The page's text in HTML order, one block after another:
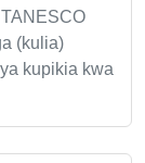
(kulia)
kupikia kwa